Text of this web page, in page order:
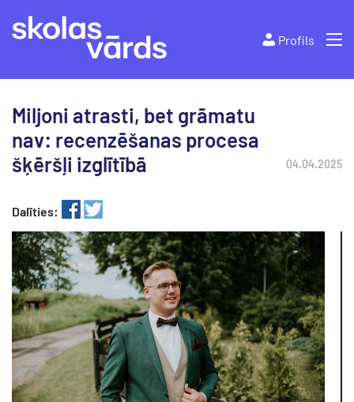
Profils
Miljoni atrasti, bet grāmatu
nav: recenzēšanas procesa
šķēršļi izglītībā
04.04.2025
Dalīties: